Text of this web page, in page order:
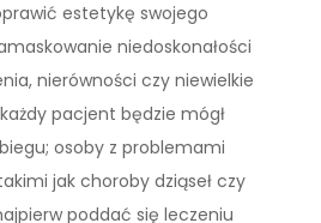
estetykę swojego
niedoskonałości
nierówności czy niewielkie
pacjent będzie mógł
osoby z problemami
jak choroby dziąseł czy
poddać się leczeniu